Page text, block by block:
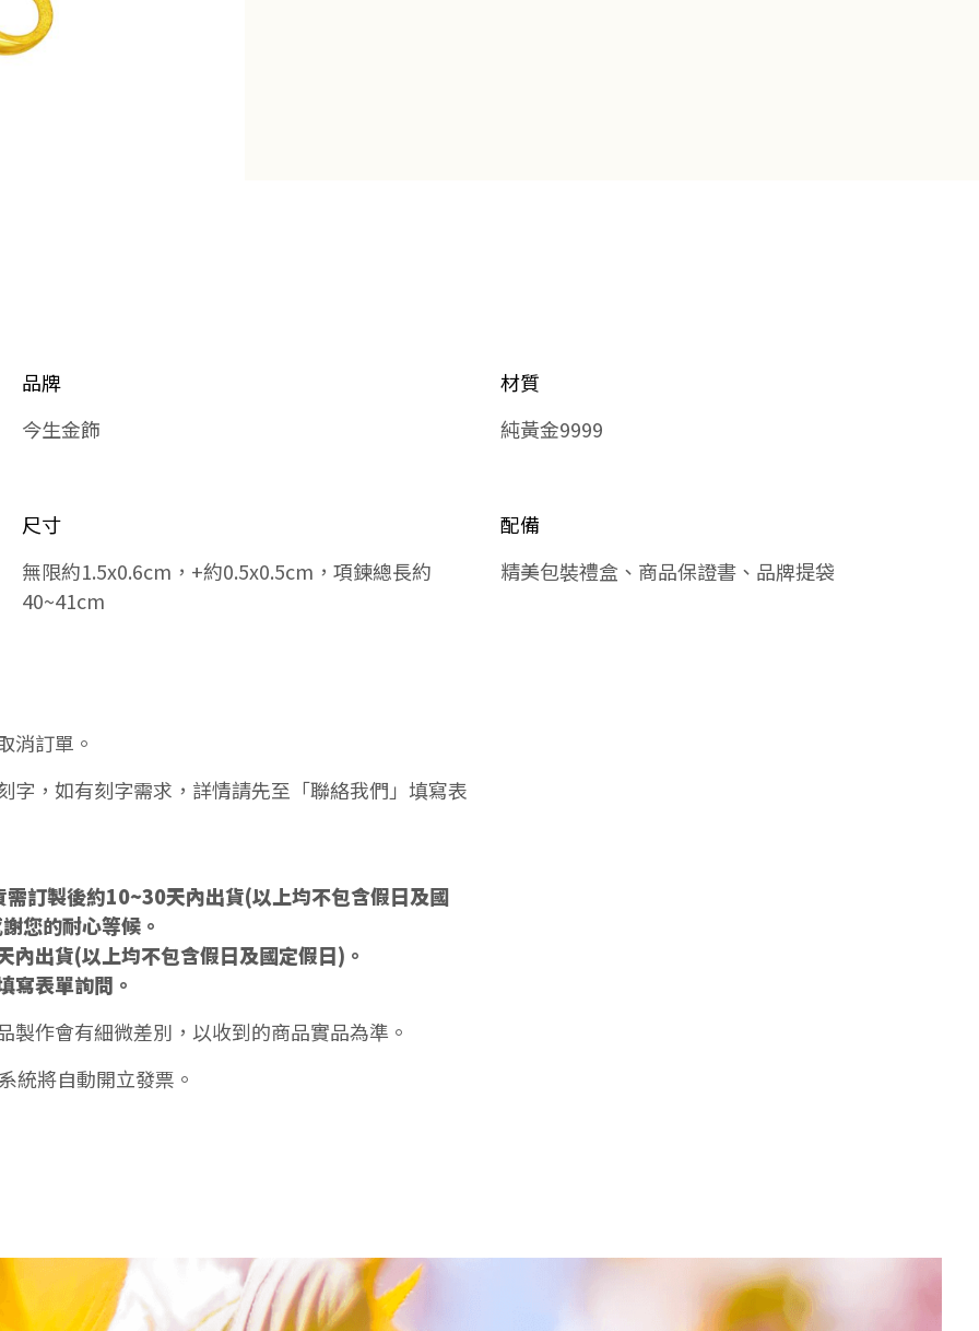
品牌
今生金飾
材質
純黃金9999
尺寸
無限約1.5x0.6cm，+約0.5x0.5cm，項鍊總長約
40~41cm
配備
精美包裝禮盒、商品保證書、品牌提袋
消訂單。
，如有刻字需求，詳情請先至「聯絡我們」填寫表
訂製後約10~30天內出貨(以上均不包含假日及國
您的耐心等候。
出貨(以上均不包含假日及國定假日)。
表單詢問。
作會有細微差別，以收到的商品實品為準。
統將自動開立發票。